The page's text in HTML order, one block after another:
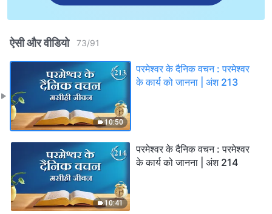
ऐसी और वीडियो 73/91
10:50
परमेश्वर के दैनिक वचन : परमेश्वर
के कार्य को जानना | अंश 213
10:41
परमेश्वर के दैनिक वचन : परमेश्वर
के कार्य को जानना | अंश 214